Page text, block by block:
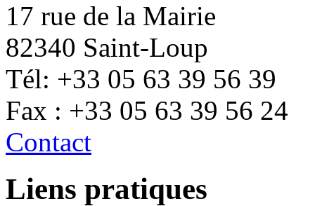
17 rue de la Mairie
82340 Saint-Loup
Tél: +33 05 63 39 56 39
Fax : +33 05 63 39 56 24
Contact
Liens pratiques